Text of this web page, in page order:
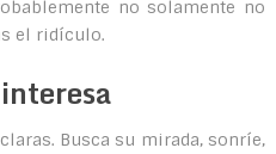
no solamente no
el ridículo.
Busca su mirada, sonríe,